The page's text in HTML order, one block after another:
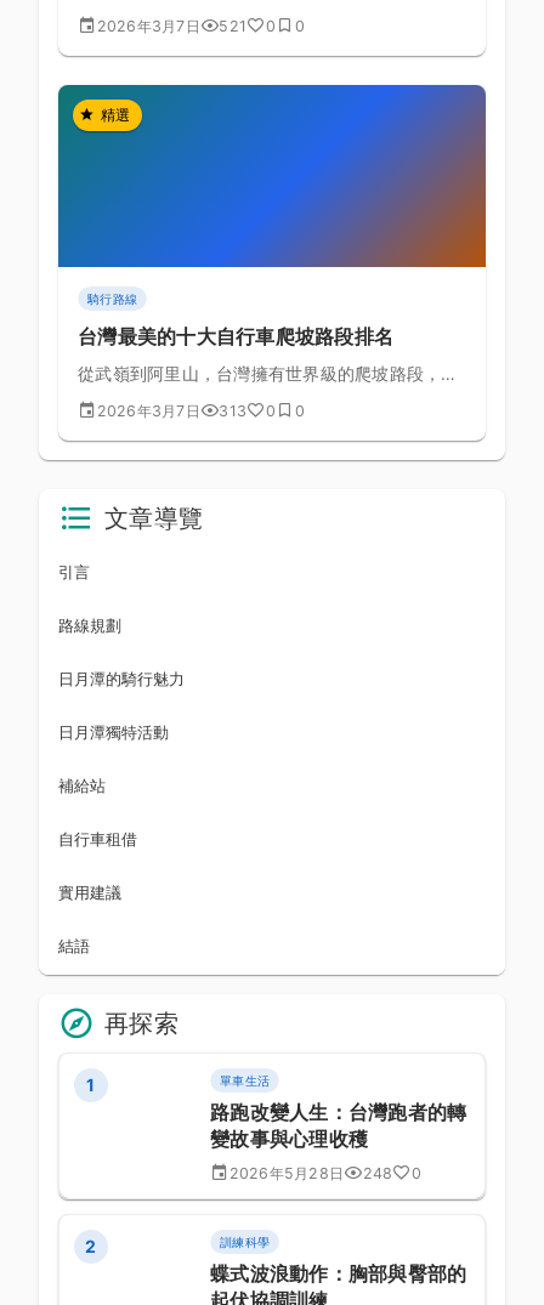
海岸山脈西側的秘境公路，擁有更原始的東台灣風
景。
2026年3月7日 521 0 0
精選
騎行路線
台灣最美的十大自行車爬坡路段排名
從武嶺到阿里山，台灣擁有世界級的爬坡路段，這
份排名幫你規劃下一個挑戰目標
2026年3月7日 313 0 0
文章導覽
引言
路線規劃
日月潭的騎行魅力
日月潭獨特活動
補給站
自行車租借
實用建議
結語
再探索
1 單車生活
路跑改變人生：台灣跑者的轉
變故事與心理收穫
2026年5月28日 248 0
2 訓練科學
蝶式波浪動作：胸部與臀部的
起伏協調訓練